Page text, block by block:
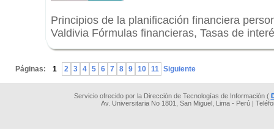
Principios de la planificación financiera
Valdivia Fórmulas financieras, Tasas de
Páginas: 1 2 3 4 5 6 7 8 9 10 11 Siguiente
Servicio ofrecido por la Dirección de Tecnologías de Información (
Av. Universitaria No 1801, San Miguel, Lima - Perú |